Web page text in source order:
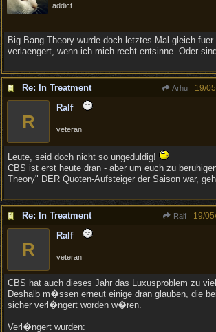
addict
Big Bang Theory wurde doch letztes Mal gleich
verlaengert, wenn ich mich recht entsinne. Oder
Re: In Treatment Arhu 19/
R
Ralf
veteran
Leute, seid doch nicht so ungeduldig!
CBS ist erst heute dran - aber um euch zu
Theory" DER Quoten-Aufsteiger der Saison war,
Re: In Treatment Ralf 19/
R
Ralf
veteran
CBS hat auch dieses Jahr das Luxusproblem zu
Deshalb m�ssen erneut einige dran glauben, die
sicher verl�ngert worden w�ren.
Verl�ngert wurden: